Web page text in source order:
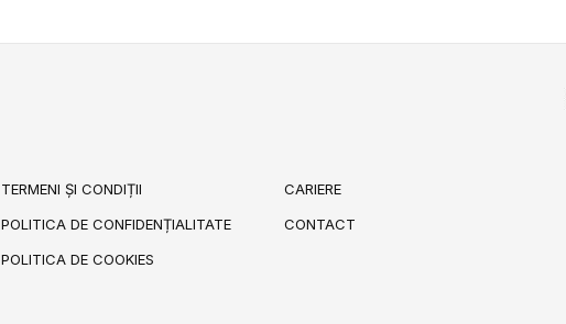
TERMENI ȘI CONDIȚII
POLITICA DE CONFIDENȚIALITATE
POLITICA DE COOKIES
CARIERE
CONTACT